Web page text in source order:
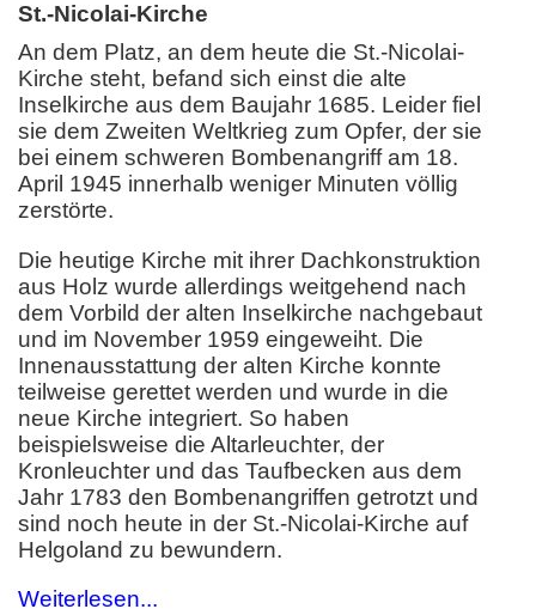
St.-Nicolai-Kirche
An dem Platz, an dem heute die St.-Nicolai-
Kirche steht, befand sich einst die alte
Inselkirche aus dem Baujahr 1685. Leider fiel
sie dem Zweiten Weltkrieg zum Opfer, der sie
bei einem schweren Bombenangriff am 18.
April 1945 innerhalb weniger Minuten völlig
zerstörte.
Die heutige Kirche mit ihrer Dachkonstruktion
aus Holz wurde allerdings weitgehend nach
dem Vorbild der alten Inselkirche nachgebaut
und im November 1959 eingeweiht. Die
Innenausstattung der alten Kirche konnte
teilweise gerettet werden und wurde in die
neue Kirche integriert. So haben
beispielsweise die Altarleuchter, der
Kronleuchter und das Taufbecken aus dem
Jahr 1783 den Bombenangriffen getrotzt und
sind noch heute in der St.-Nicolai-Kirche auf
Helgoland zu bewundern.
Weiterlesen...